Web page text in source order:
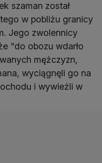
szaman został
w pobliżu granicy
Jego zwolennicy
"do obozu wdarło
mężczyzn,
wyciągnęli go na
i wywieźli w